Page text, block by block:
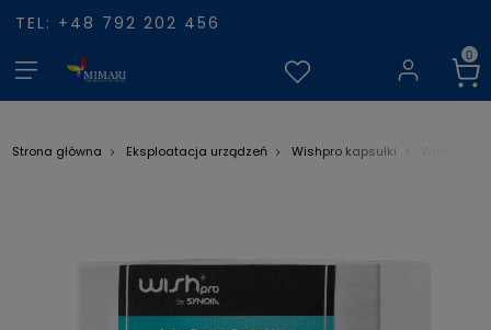
TEL: +48 792 202 456
Strona główna Eksploatacja urządzeń Wishpro kapsułki